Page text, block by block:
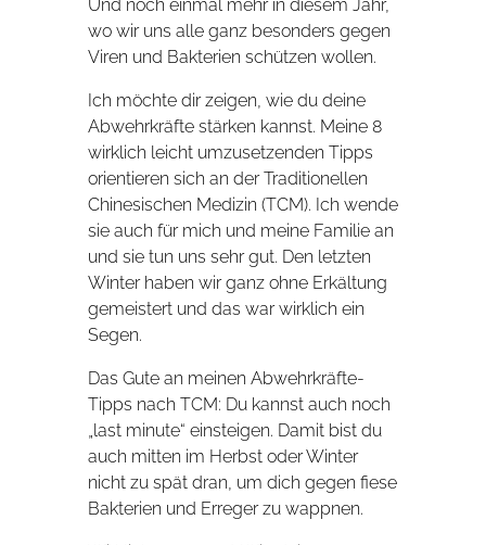
Und noch einmal mehr in diesem Jahr,
wo wir uns alle ganz besonders gegen
Viren und Bakterien schützen wollen.
Ich möchte dir zeigen, wie du deine
Abwehrkräfte stärken kannst. Meine 8
wirklich leicht umzusetzenden Tipps
orientieren sich an der Traditionellen
Chinesischen Medizin (TCM). Ich wende
sie auch für mich und meine Familie an
und sie tun uns sehr gut. Den letzten
Winter haben wir ganz ohne Erkältung
gemeistert und das war wirklich ein
Segen.
Das Gute an meinen Abwehrkräfte-
Tipps nach TCM: Du kannst auch noch
„last minute“ einsteigen. Damit bist du
auch mitten im Herbst oder Winter
nicht zu spät dran, um dich gegen fiese
Bakterien und Erreger zu wappnen.